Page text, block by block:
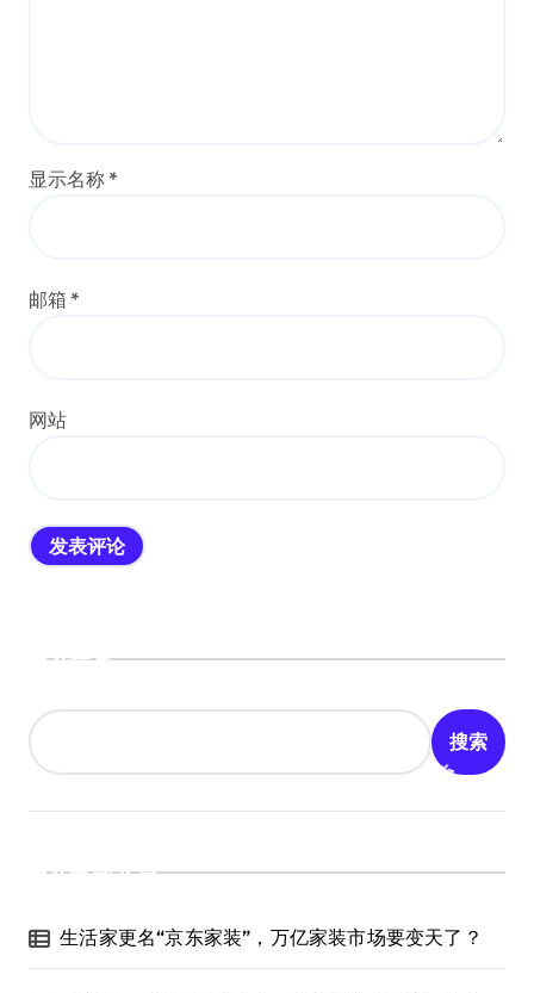
显示名称 *
邮箱 *
网站
搜索
搜索
最新文章
生活家更名“京东家装”，万亿家装市场要变天了？